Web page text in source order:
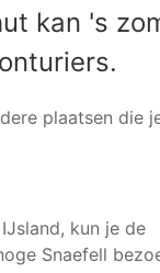
kan 's
plaatsen die
kun je de
Snaefell